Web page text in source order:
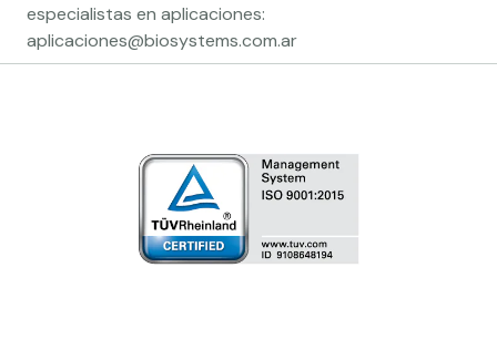
especialistas en aplicaciones:
aplicaciones@biosystems.com.ar